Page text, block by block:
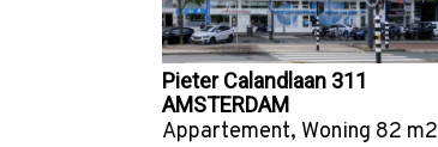
Pieter Calandlaan 311
AMSTERDAM
Appartement, Woning 82 m2